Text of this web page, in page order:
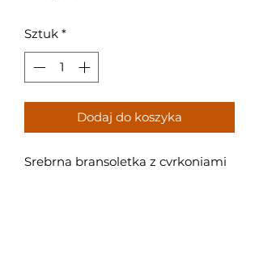
Sztuk *
Dodaj do koszyka
Srebrna bransoletka z cyrkoniami